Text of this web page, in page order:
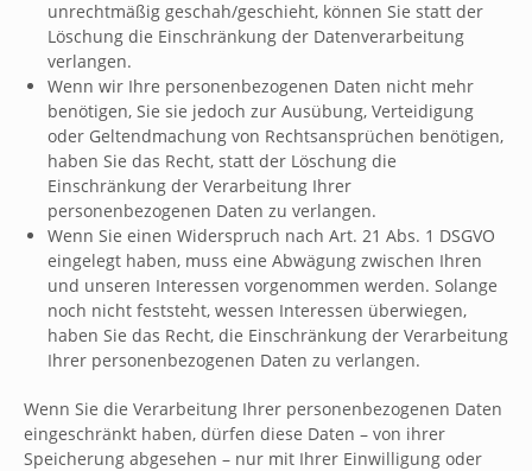
unrechtmäßig geschah/geschieht, können Sie statt der
Löschung die Einschränkung der Datenverarbeitung
verlangen.
Wenn wir Ihre personenbezogenen Daten nicht mehr
benötigen, Sie sie jedoch zur Ausübung, Verteidigung
oder Geltendmachung von Rechtsansprüchen benötigen,
haben Sie das Recht, statt der Löschung die
Einschränkung der Verarbeitung Ihrer
personenbezogenen Daten zu verlangen.
Wenn Sie einen Widerspruch nach Art. 21 Abs. 1 DSGVO
eingelegt haben, muss eine Abwägung zwischen Ihren
und unseren Interessen vorgenommen werden. Solange
noch nicht feststeht, wessen Interessen überwiegen,
haben Sie das Recht, die Einschränkung der Verarbeitung
Ihrer personenbezogenen Daten zu verlangen.
Wenn Sie die Verarbeitung Ihrer personenbezogenen Daten
eingeschränkt haben, dürfen diese Daten – von ihrer
Speicherung abgesehen – nur mit Ihrer Einwilligung oder